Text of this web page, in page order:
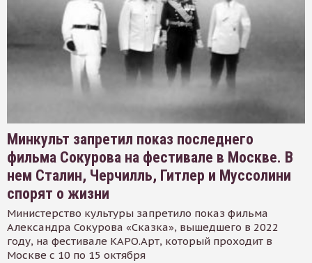
Минкульт запретил показ последнего
фильма Сокурова на фестивале в Москве. В
нем Сталин, Черчилль, Гитлер и Муссолини
спорят о жизни
Министерство культуры запретило показ фильма
Александра Сокурова «Сказка», вышедшего в 2022
году, на фестивале КАРО.Арт, который проходит в
Москве с 10 по 15 октября